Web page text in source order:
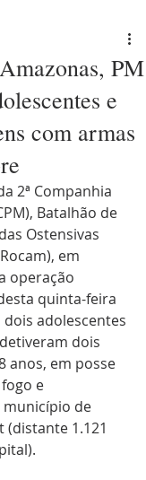
PM
e
com armas
2ª Companhia
Batalhão de
Ostensivas
em
operação
quinta-feira
adolescentes
dois
anos, em posse
e
de
(distante 1.121